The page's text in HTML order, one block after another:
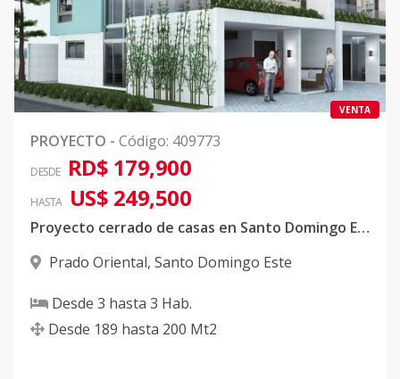
VENTA
PROYECTO - Código: 409773
DESDE RD$ 179,900
HASTA US$ 249,500
Proyecto cerrado de casas en Santo Domingo Este
Prado Oriental, Santo Domingo Este
Desde 3 hasta 3 Hab.
Desde 189 hasta 200 Mt2